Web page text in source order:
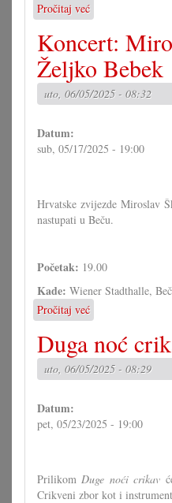
Pročitaj već
Tamburica
uz
oganj
u
Nardi
Koncert:
Željko Bebek
uto, 06/05/2025 - 08:32
Datum:
sub, 05/17/2025 - 19:00
Hrvatske zvijezde Miroslav
nastupati u Beču.
Početak: 19.00
Kade: Wiener Stadthalle, Beč
Pročitaj već
Koncert:
Miroslav
Škoro
i
Duga noć
uto, 06/05/2025 - 08:29
Datum:
pet, 05/23/2025 - 19:00
PrilikomDuge noći crikav
Crikveni zbor kot i